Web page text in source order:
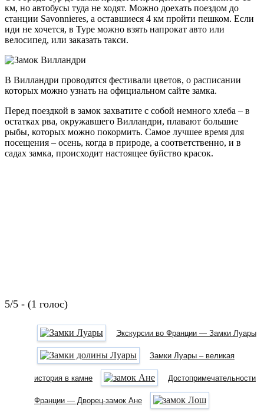
км, но автобусы туда не ходят. Можно доехать поездом до
станции Savonnieres, а оставшиеся 4 км пройти пешком. Если
иди не хочется, в Туре можно взять напрокат авто или
велосипед, или заказать такси.
В Вилландри проводятся фестивали цветов, о расписании
которых можно узнать на официальном сайте замка.
Перед поездкой в замок захватите с собой немного хлеба – в
остатках рва, окружавшего Вилландри, плавают большие
рыбы, которых можно покормить. Самое лучшее время для
посещения – осень, когда в природе, а соответственно, и в
садах замка, происходит настоящее буйство красок.
5/5 - (1 голос)
Экскурсии во Франции — Замки Луары
Замки Луары – великая
история в камне Достопримечательности
Франции — Дворец-замок Ане